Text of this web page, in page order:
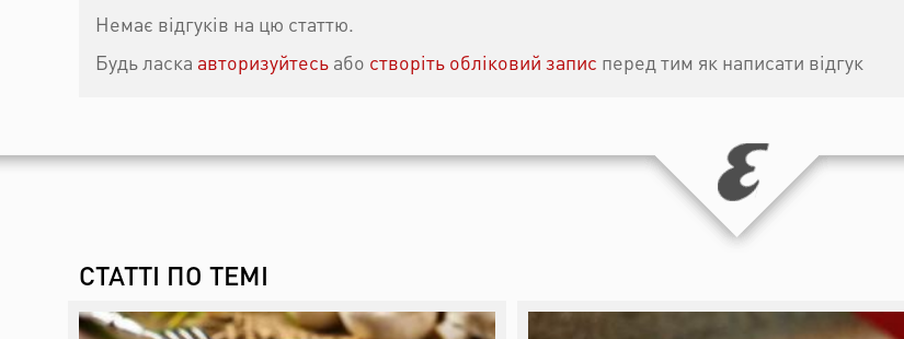
Немає відгуків на цю статтю.
Будь ласка авторизуйтесь або створіть обліковий запис перед тим як написати відгук
СТАТТІ ПО ТЕМІ